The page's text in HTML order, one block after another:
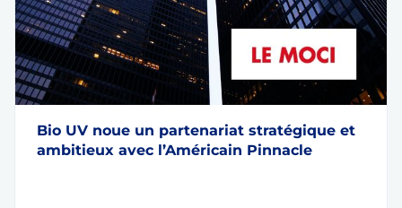
Bio UV noue un partenariat stratégique et
ambitieux avec l’Américain Pinnacle